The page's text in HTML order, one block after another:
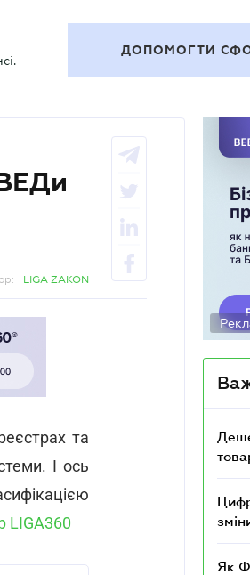
ДОПОМОГТИ
LIGA ZAKON
та
І ось
LIGA360
Як